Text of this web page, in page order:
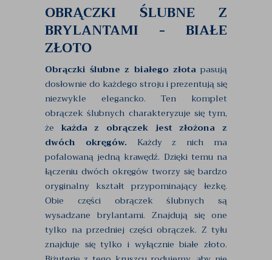
OBRĄCZKI ŚLUBNE Z
BRYLANTAMI - BIAŁE
ZŁOTO
Obrączki ślubne z białego złotapasują
dosłownie do każdego stroju i prezentują się
niezwykle elegancko. Ten komplet
obrączek ślubnych charakteryzuje się tym,
że każda z obrączek jest złożona z
dwóch okręgów. Każdy z nich ma
pofalowaną jedną krawędź. Dzięki temu na
łączeniu dwóch okręgów tworzy się bardzo
oryginalny kształt przypominający łezkę.
Obie części obrączek ślubnych są
wysadzane brylantami. Znajdują się one
tylko na przedniej części obrączek. Z tyłu
znajduje się tylko i wyłącznie białe złoto.